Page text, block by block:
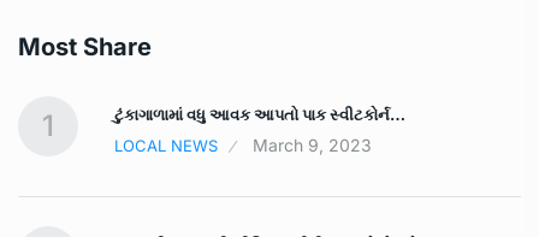
Most Share
1
ટુંકાગાળામાં વધુ આવક આપતો પાક સ્‍વીટકોર્ન…
LOCAL NEWS
March 9, 2023